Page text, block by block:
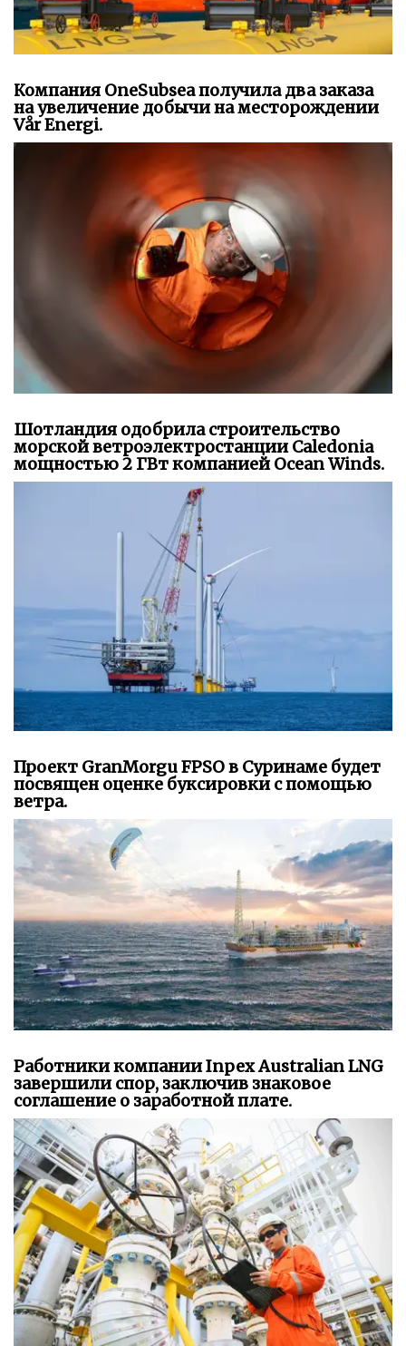
Компания OneSubsea получила два заказа
на увеличение добычи на месторождении
Vår Energi.
Шотландия одобрила строительство
морской ветроэлектростанции Caledonia
мощностью 2 ГВт компанией Ocean Winds.
Проект GranMorgu FPSO в Суринаме будет
посвящен оценке буксировки с помощью
ветра.
Работники компании Inpex Australian LNG
завершили спор, заключив знаковое
соглашение о заработной плате.